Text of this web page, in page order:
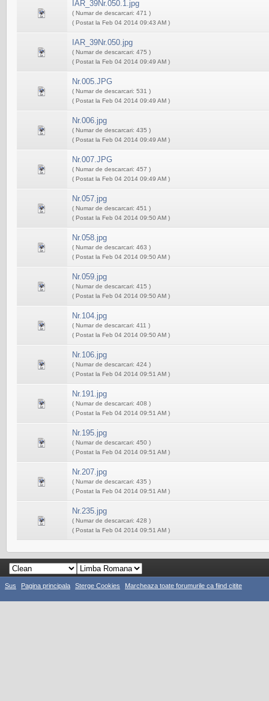
IAR_39Nr.050.1.jpg
( Numar de descarcari: 471 )
( Postat la Feb 04 2014 09:43 AM )
IAR_39Nr.050.jpg
( Numar de descarcari: 475 )
( Postat la Feb 04 2014 09:49 AM )
Nr.005.JPG
( Numar de descarcari: 531 )
( Postat la Feb 04 2014 09:49 AM )
Nr.006.jpg
( Numar de descarcari: 435 )
( Postat la Feb 04 2014 09:49 AM )
Nr.007.JPG
( Numar de descarcari: 457 )
( Postat la Feb 04 2014 09:49 AM )
Nr.057.jpg
( Numar de descarcari: 451 )
( Postat la Feb 04 2014 09:50 AM )
Nr.058.jpg
( Numar de descarcari: 463 )
( Postat la Feb 04 2014 09:50 AM )
Nr.059.jpg
( Numar de descarcari: 415 )
( Postat la Feb 04 2014 09:50 AM )
Nr.104.jpg
( Numar de descarcari: 411 )
( Postat la Feb 04 2014 09:50 AM )
Nr.106.jpg
( Numar de descarcari: 424 )
( Postat la Feb 04 2014 09:51 AM )
Nr.191.jpg
( Numar de descarcari: 408 )
( Postat la Feb 04 2014 09:51 AM )
Nr.195.jpg
( Numar de descarcari: 450 )
( Postat la Feb 04 2014 09:51 AM )
Nr.207.jpg
( Numar de descarcari: 435 )
( Postat la Feb 04 2014 09:51 AM )
Nr.235.jpg
( Numar de descarcari: 428 )
( Postat la Feb 04 2014 09:51 AM )
Sus Pagina principala Sterge Cookies Marcheaza toate forumurile ca fiind citite